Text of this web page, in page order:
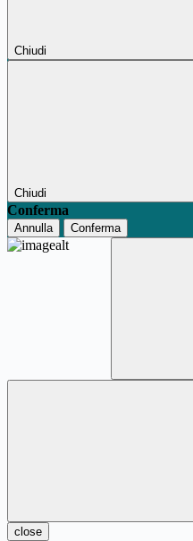
Chiudi
Chiudi
Conferma
Annulla Conferma
close